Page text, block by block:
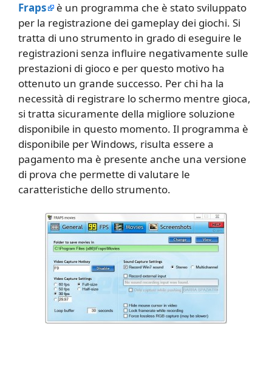
Fraps
è un programma che è stato sviluppato
per la registrazione dei gameplay dei giochi. Si
tratta di uno strumento in grado di eseguire le
registrazioni senza influire negativamente sulle
prestazioni di gioco e per questo motivo ha
ottenuto un grande successo. Per chi ha la
necessità di registrare lo schermo mentre gioca,
si tratta sicuramente della migliore soluzione
disponibile in questo momento. Il programma è
disponibile per Windows, risulta essere a
pagamento ma è presente anche una versione
di prova che permette di valutare le
caratteristiche dello strumento.